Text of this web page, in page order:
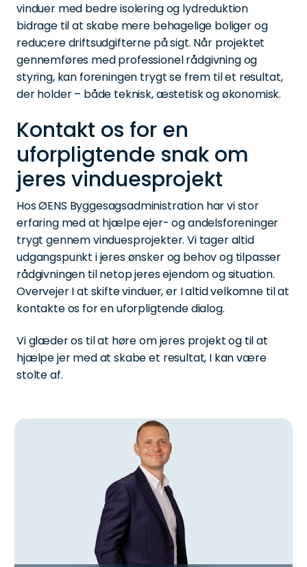
vinduer med bedre isolering og lydreduktion
bidrage til at skabe mere behagelige boliger og
reducere driftsudgifterne på sigt. Når projektet
gennemføres med professionel rådgivning og
styring, kan foreningen trygt se frem til et resultat,
der holder – både teknisk, æstetisk og økonomisk.
Kontakt os for en
uforpligtende snak om
jeres vinduesprojekt
Hos ØENS Byggesagsadministration har vi stor
erfaring med at hjælpe ejer- og andelsforeninger
trygt gennem vinduesprojekter. Vi tager altid
udgangspunkt i jeres ønsker og behov og tilpasser
rådgivningen til netop jeres ejendom og situation.
Overvejer I at skifte vinduer, er I altid velkomne til at
kontakte os for en uforpligtende dialog.
Vi glæder os til at høre om jeres projekt og til at
hjælpe jer med at skabe et resultat, I kan være
stolte af.